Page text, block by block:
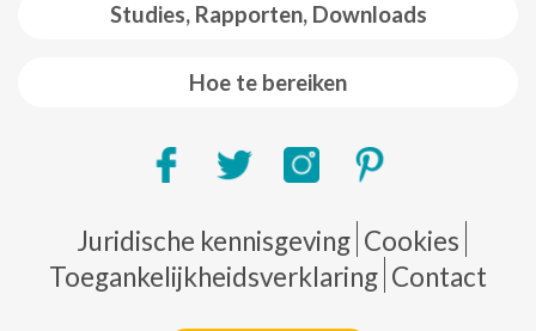
Studies, Rapporten, Downloads
Hoe te bereiken
Pie de página
Juridische kennisgeving Cookies
Toegankelijkheidsverklaring Contact